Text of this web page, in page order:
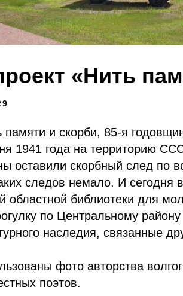
«Нить
памяти и скорби, 85-я
1941 года на территорию
оставили скорбный след по
следов немало. И сегодня
областной библиотеки для
по Центральному
наследия, связанные
фото авторства
поэтов.